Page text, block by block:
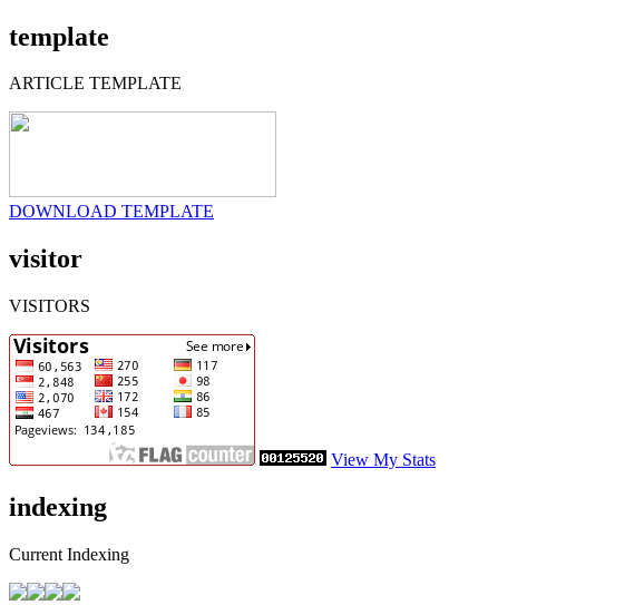
template
ARTICLE TEMPLATE
DOWNLOAD TEMPLATE
visitor
VISITORS
View My Stats
indexing
Current Indexing